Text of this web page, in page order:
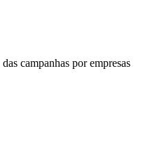
campanhas por empresas